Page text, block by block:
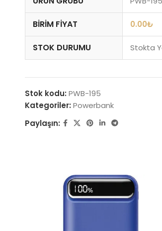
BIRIM FIYAT 0.00₺
STOK DURUMU Stokta
Stok kodu: PWB-195
Kategoriler: Powerbank
Paylaşın: